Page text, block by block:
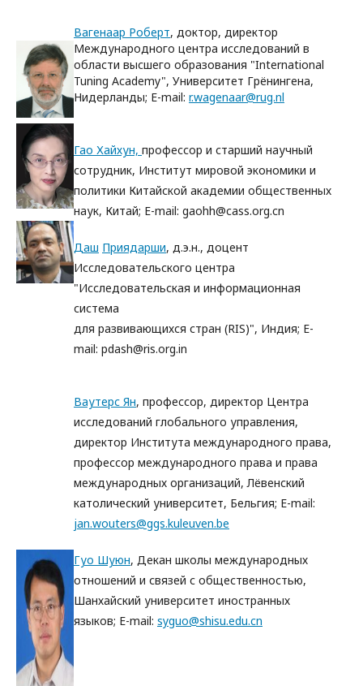
Вагенаар Роберт, доктор, директор
Международного центра исследований в
области высшего образования "International
Tuning Academy", Университет Грёнингена,
Нидерланды; E-mail: r.wagenaar@rug.nl
Гао Хайхун, профессор и старший научный
сотрудник, Институт мировой экономики и
политики Китайской академии общественных
наук, Китай; E-mail: gaohh@cass.org.cn
Даш Приядарши, д.э.н., доцент
Исследовательского центра
"Исследовательская и информационная
система
для развивающихся стран (RIS)", Индия; E-
mail: pdash@ris.org.in
Ваутерс Ян, профессор, директор Центра
исследований глобального управления,
директор Института международного права,
профессор международного права и права
международных организаций, Лёвенский
католический университет, Бельгия; E-mail:
jan.wouters@ggs.kuleuven.be
Гуо Шуюн, Декан школы международных
отношений и связей с общественностью,
Шанхайский университет иностранных
языков; E-mail: syguo@shisu.edu.cn